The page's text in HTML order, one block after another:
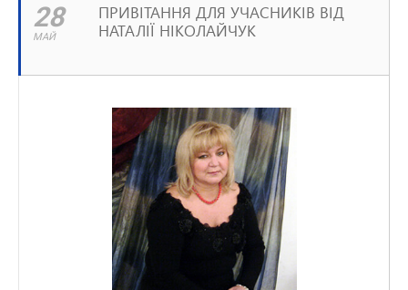
28
МАЙ
ПРИВІТАННЯ ДЛЯ УЧАСНИКІВ ВІД
НАТАЛІЇ НІКОЛАЙЧУК